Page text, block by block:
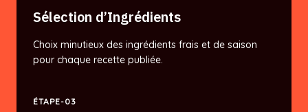
Sélection d’Ingrédients
Choix minutieux des ingrédients frais et de saison
pour chaque recette publiée.
ÉTAPE-03